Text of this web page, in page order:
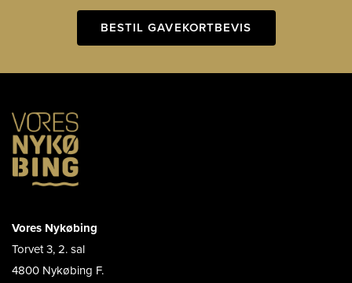
BESTIL GAVEKORTBEVIS
Vores Nykøbing
Torvet 3, 2. sal
4800 Nykøbing F.